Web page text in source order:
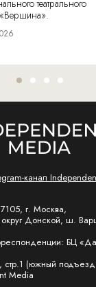
театрального
«Вершина».
канал
г. Москва,
Донской, ш.
БЦ
(южный подъезд
Media